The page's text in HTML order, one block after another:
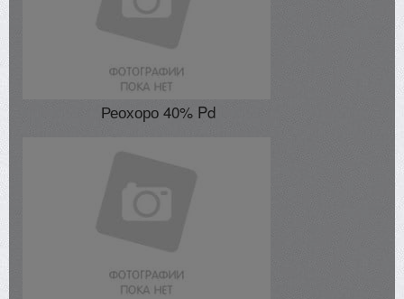
Реохоро 40% Pd